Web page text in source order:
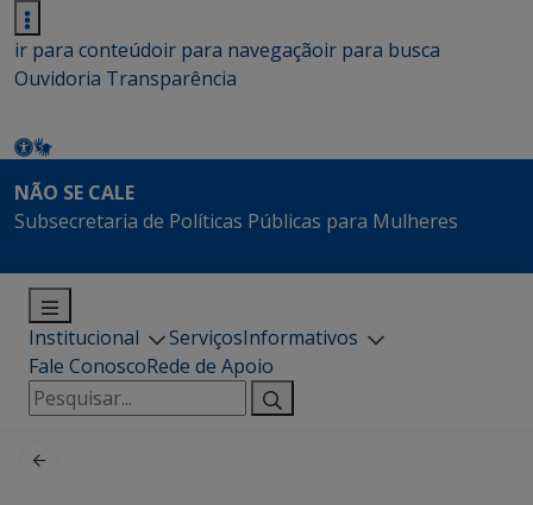
ir para conteúdoir para navegaçãoir para busca
Ouvidoria Transparência
NÃO SE CALE
Subsecretaria de Políticas Públicas para Mulheres
Institucional ServiçosInformativos
Fale ConoscoRede de Apoio
Pesquisar
por: